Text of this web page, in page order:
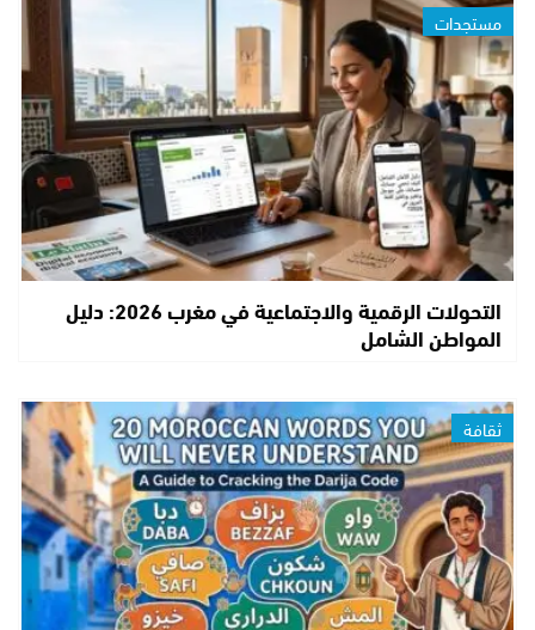
مستجدات
التحولات الرقمية والاجتماعية في مغرب 2026: دليل
المواطن الشامل
ثقافة